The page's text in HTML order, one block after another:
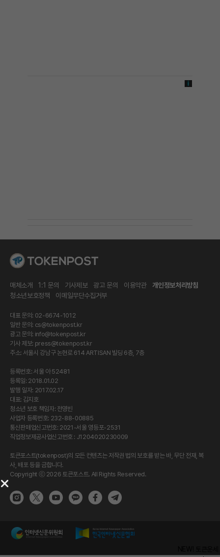
매체소개 1:1 문의 기사제보 광고 문의 이용약관
개인정보처리방침
청소년보호정책
이메일무단수집거부
대표 문의: 02-6674-1012
일반 문의: cs@tokenpost.kr
광고 문의: info@tokenpost.kr
기사 제보: press@tokenpost.kr
주소: 서울시 강남구 논현로 614 ARTISAN 빌딩 6층, 7층
등록번호: 서울 아 52481
등록일: 2018.01.02
발행 일자: 2017.02.17
대표: 김지호
청소년 보호 책임자: 전영빈
사업자 등록번호: 232-88-00885
통신판매업신고번호: 2021-서울 영등포-2531
직업정보제공사업신고번호 : J1204020230009
토큰포스트(tokenpost)의 모든 컨텐츠는 저작권 법의 보호를 받는 바, 무단 전재, 복
사, 배포 등을 금합니다.
Copyright ⓒ 2026 토큰포스트. All Rights Reserved.